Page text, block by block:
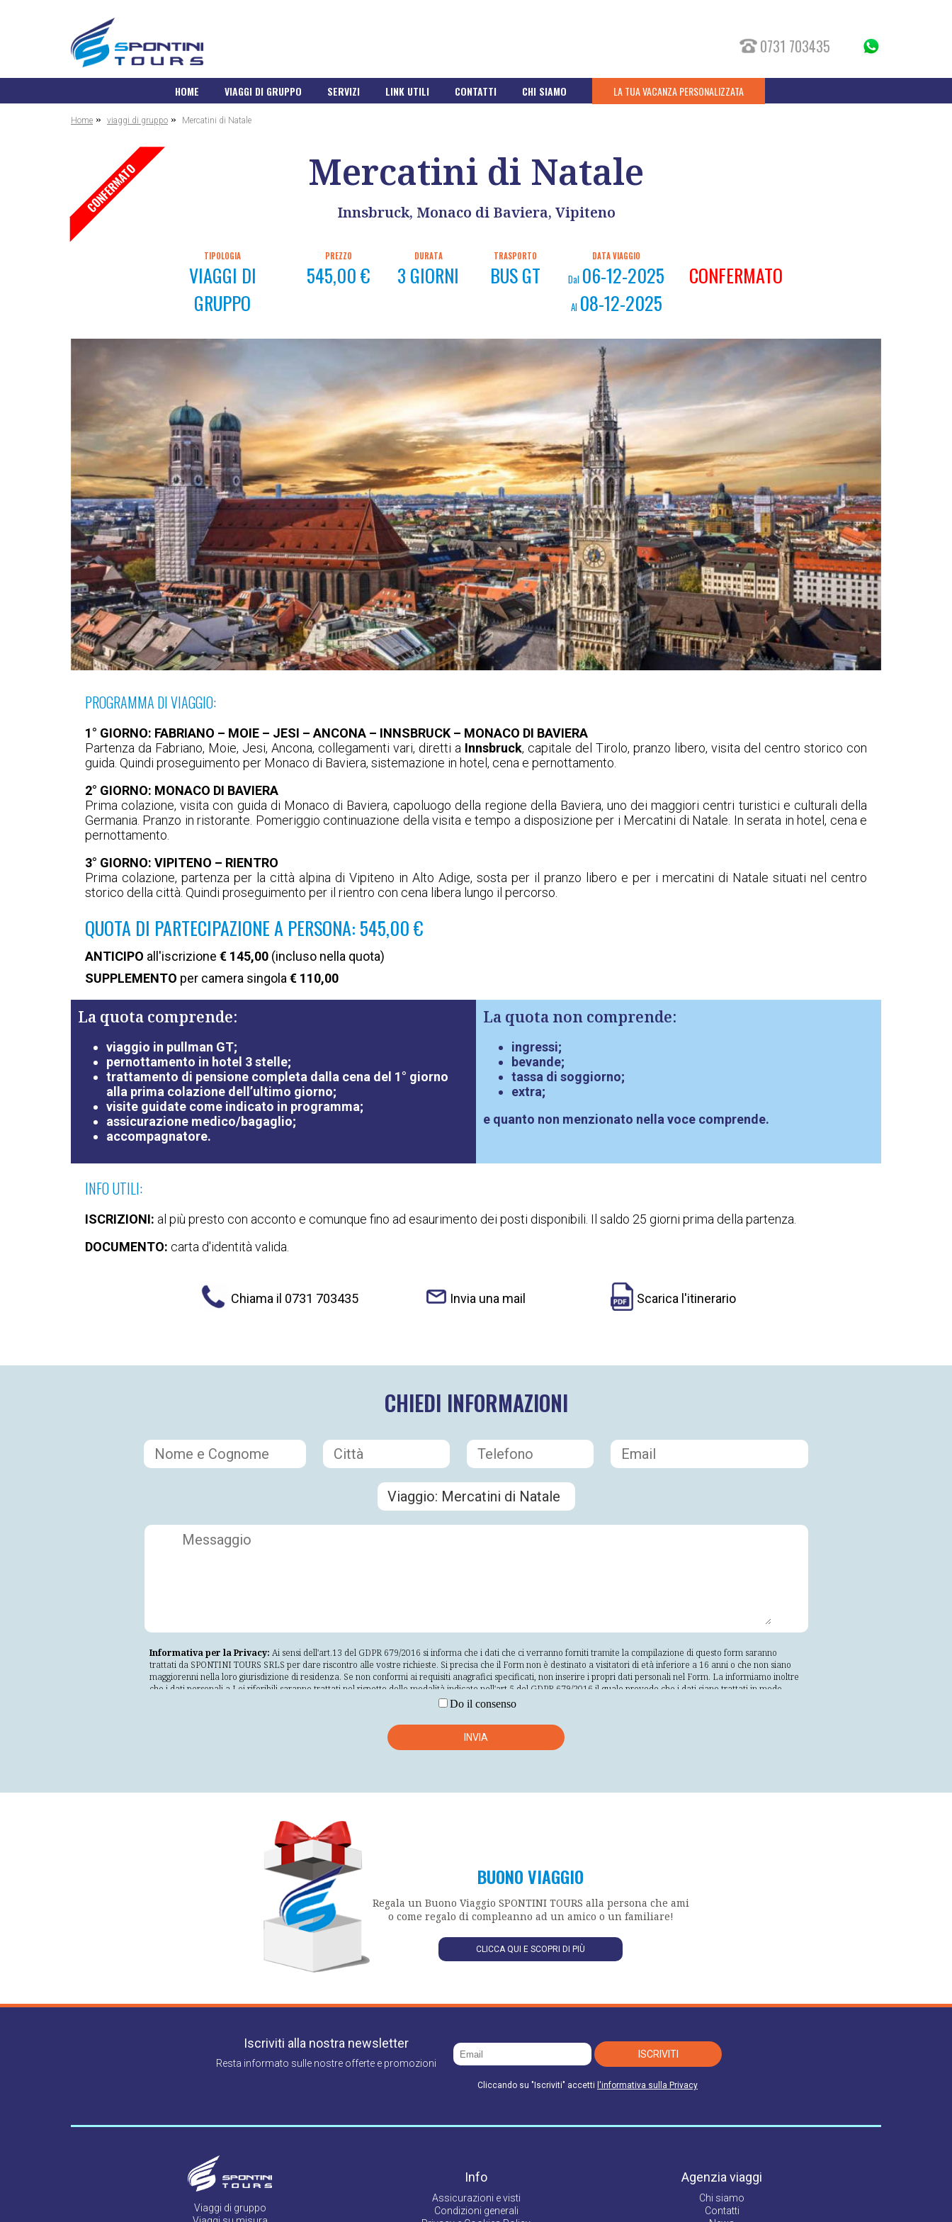
0731 703435
HOME VIAGGI DI GRUPPO SERVIZI LINK UTILI CONTATTI CHI SIAMO LA TUA VACANZA PERSONALIZZATA
Home » viaggi di gruppo » Mercatini di Natale
Mercatini di Natale
CONFERMATO Innsbruck, Monaco di Baviera, Vipiteno
TIPOLOGIA
VIAGGI DI
GRUPPO
PREZZO
545,00 €
DURATA
3 GIORNI
TRASPORTO
BUS GT
DATA VIAGGIO
Dal 06-12-2025
Al 08-12-2025
CONFERMATO
PROGRAMMA DI VIAGGIO:
1° GIORNO: FABRIANO – MOIE – JESI – ANCONA – INNSBRUCK – MONACO DI BAVIERA
Partenza da Fabriano, Moie, Jesi, Ancona, collegamenti vari, diretti a Innsbruck, capitale del Tirolo, pranzo libero, visita del centro storico con
guida. Quindi proseguimento per Monaco di Baviera, sistemazione in hotel, cena e pernottamento.
2° GIORNO: MONACO DI BAVIERA
Prima colazione, visita con guida di Monaco di Baviera, capoluogo della regione della Baviera, uno dei maggiori centri turistici e culturali della
Germania. Pranzo in ristorante. Pomeriggio continuazione della visita e tempo a disposizione per i Mercatini di Natale. In serata in hotel, cena e
pernottamento.
3° GIORNO: VIPITENO – RIENTRO
Prima colazione, partenza per la città alpina di Vipiteno in Alto Adige, sosta per il pranzo libero e per i mercatini di Natale situati nel centro
storico della città. Quindi proseguimento per il rientro con cena libera lungo il percorso.
QUOTA DI PARTECIPAZIONE A PERSONA: 545,00 €
ANTICIPO all'iscrizione € 145,00 (incluso nella quota)
SUPPLEMENTO per camera singola€ 110,00
La quota comprende:
viaggio in pullman GT;
pernottamento in hotel 3 stelle;
trattamento di pensione completa dalla cena del 1° giorno
alla prima colazione dell’ultimo giorno;
visite guidate come indicato in programma;
assicurazione medico/bagaglio;
accompagnatore.
La quota non comprende:
ingressi;
bevande;
tassa di soggiorno;
extra;
e quanto non menzionato nella voce comprende.
INFO UTILI:
ISCRIZIONI: al più presto con acconto e comunque fino ad esaurimento dei posti disponibili. Il saldo 25 giorni prima della partenza.
DOCUMENTO: carta d'identità valida.
Chiama il 0731 703435 Invia una mail Scarica l'itinerario
CHIEDI INFORMAZIONI
Informativa per la Privacy: Ai sensi dell'art.13 del GDPR 679/2016 si informa che i dati che ci verranno forniti tramite la compilazione di questo form saranno
trattati da SPONTINI TOURS SRLS per dare riscontro alle vostre richieste. Si precisa che il Form non è destinato a visitatori di età inferiore a 16 anni o che non siano
maggiorenni nella loro giurisdizione di residenza. Se non conformi ai requisiti anagrafici specificati, non inserire i propri dati personali nel Form. La informiamo inoltre
che i dati personali a Lei riferibili saranno trattati nel rispetto delle modalità indicate nell'art.5 del GDPR 679/2016 il quale prevede che i dati siano trattati in modo
lecito, corretto e trasparente nei confronti dell'interessato; raccolti per finalità determinate esplicite e legittime e successivamente trattati in modo che non sia
conservati in una forma che consenta l'identificazione degli interessati per un arco di tempo non superiore al conseguimento delle finalità per le quali sono trattati;
trattati in maniera da garantire un'adeguata sicurezza dei dati personali, compresa la protezione, mediante misure tecniche e organizzative adeguate, da trattamenti
non autorizzati o illeciti e dalla perdita, dalla distruzione o dal danno accidentali. Il conferimento dei dati si basa sul consenso dell'interessato che è libero e facoltativo.
diffusione e saranno conservati solamente per il tempo strettamente necessario alla realizzazione delle finalità precedentemente esposte. La informiamo altresì che
come interessato Lei ha il diritto di accedere, rettificare, cancellare, limitare, opporsi al trattamento oltre alla possibilità di revocare il consenso in qualsiasi momento
senza pregiudicare la liceità del trattamento e di proporre reclamo all'Autorità secondo quanto previsto dagli articoli dal 15 al 22 del GDPR 679/2016, indirizzando la
relativa richiesta al Titolare del Trattamento.
Do il consenso
INVIA
BUONO VIAGGIO
Regala un Buono Viaggio SPONTINI TOURS alla persona che ami
o come regalo di compleanno ad un amico o un familiare!
CLICCA QUI E SCOPRI DI PIÙ
Iscriviti alla nostra newsletter
Resta informato sulle nostre offerte e promozioni
ISCRIVITI
Cliccando su "Iscriviti" accetti l'informativa sulla Privacy
Viaggi di gruppo
Info
Assicurazioni e visti
Condizioni generali
Agenzia viaggi
Chi siamo
Contatti